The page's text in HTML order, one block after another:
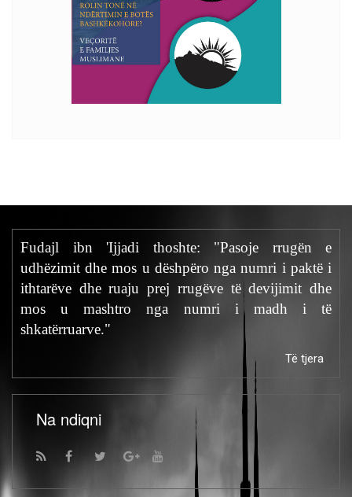
Fudajl ibn 'Ijjadi thoshte: "Pasoje rrugën e
udhëzimit dhe mos u dëshpëro nga numri i paktë i
ithtarëve dhe ruaju prej rrugëve të devijimit dhe
mos u mashtro nga numri i madh i të
shkatërruarve."
Të tjera
Na ndiqni